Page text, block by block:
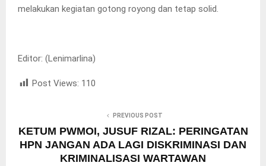
melakukan kegiatan gotong royong dan tetap solid.
Editor: (Lenimarlina)
Post Views: 110
PREVIOUS POST
KETUM PWMOI, JUSUF RIZAL: PERINGATAN
HPN JANGAN ADA LAGI DISKRIMINASI DAN
KRIMINALISASI WARTAWAN